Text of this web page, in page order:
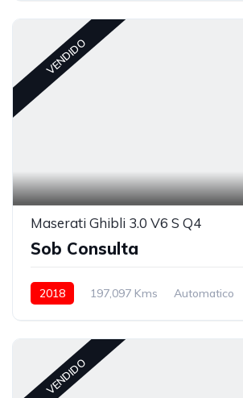
VENDIDO
Maserati Ghibli 3.0 V6 S Q4
Sob Consulta
2018 197,097 Kms Automatico
VENDIDO